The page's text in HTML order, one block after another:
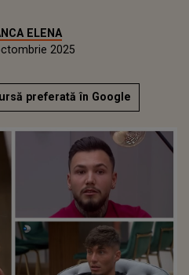
ELENA
2025
preferată în Google